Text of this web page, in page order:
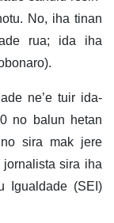
No, iha tinan
rua; ida iha
ne’e tuir ida-
no balun hetan
no sira mak jere
jornalista sira iha
Igualdade (SEI)